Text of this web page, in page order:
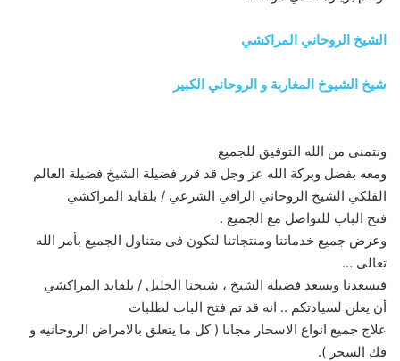
الشيخ الروحاني المراكشي
شيخ الشيوخ المغاربة و الروحاني الكبير
ونتمنى من الله التوفيق للجميع
ومعه بفضل وبركة الله عز وجل قد قرر فضيلة الشيخ فضيلة العالم
الفلكي الشيخ الروحاني الراقي الشرعي / بلقايد المراكشي
فتح الباب للتواصل مع الجميع .
وعرض جميع خدماتنا ومنتجاتنا لتكون فى متناول الجميع بأمر الله
تعالى …
فيسعدنا ويسعد فضيلة الشيخ ، شيخنا الجليل / بلقايد المراكشي
أن يعلن لسيادتكم .. انه قد تم فتح الباب لطلبات
علاج جميع انواع الاسحار مجانا ( كل ما يتعلق بالامراض الروحانيه و
فك السحر ).